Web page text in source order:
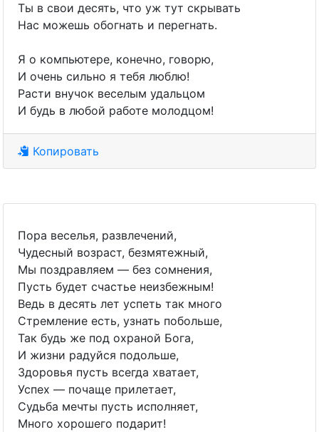
Ты в свои десять, что уж тут скрывать
Нас можешь обогнать и перегнать.
Я о компьютере, конечно, говорю,
И очень сильно я тебя люблю!
Расти внучок веселым удальцом
И будь в любой работе молодцом!
Копировать
Пора веселья, развлечений,
Чудесный возраст, безмятежный,
Мы поздравляем — без сомнения,
Пусть будет счастье неизбежным!
Ведь в десять лет успеть так много
Стремление есть, узнать побольше,
Так будь же под охраной Бога,
И жизни радуйся подольше,
Здоровья пусть всегда хватает,
Успех — почаще прилетает,
Судьба мечты пусть исполняет,
Много хорошего подарит!